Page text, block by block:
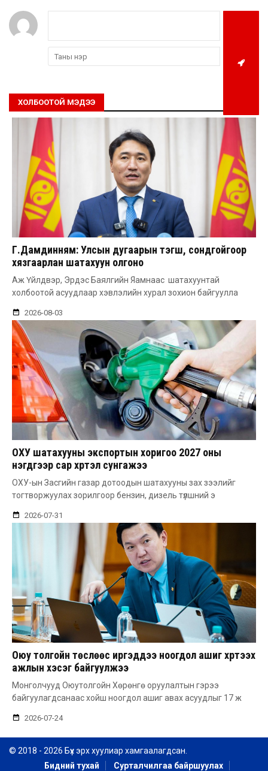
ХОЛБООТОЙ МЭДЭЭ
Г.Дамдинням: Улсын дугаарын тэгш, сондгойгоор
хязгаарлан шатахуун олгоно
Аж Үйлдвэр, Эрдэс Баялгийн Яамнаас шатахуунтай
холбоотой асуудлаар хэвлэлийн хурал зохион байгуулла
2026-08-03
ОХУ шатахууны экспортын хоригоо 2027 оны
нэгдүгээр сар хүртэл сунгажээ
ОХУ-ын Засгийн газар дотоодын шатахууны зах зээлийг
тогтворжуулах зорилгоор бензин, дизель түлшний э
2026-07-31
Оюу толгойн төслөөс иргэддээ ноогдол ашиг хүртээх
ажлын хэсэг байгуулжээ
Монголчууд Оюутолгойн Хөрөнгө оруулалтын гэрээ
байгуулагдсанаас хойш ноогдол ашиг авах асуудлыг 17 ж
2026-07-24
© 2018 - 2026 Бүх эрх хуулиар хамгаалагдсан.
Бидний тухай
Сурталчилгаа байршуулах